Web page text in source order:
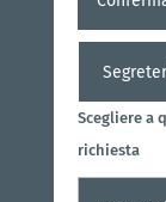
Scegliere a
richiesta